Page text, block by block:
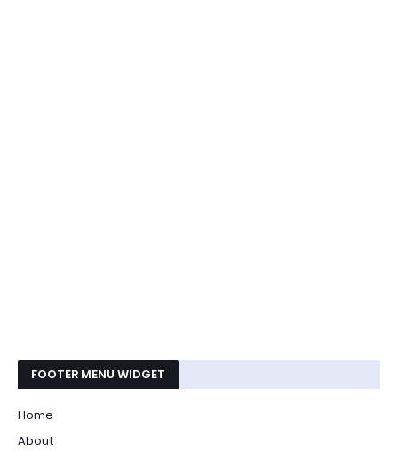
FOOTER MENU WIDGET
Home
About